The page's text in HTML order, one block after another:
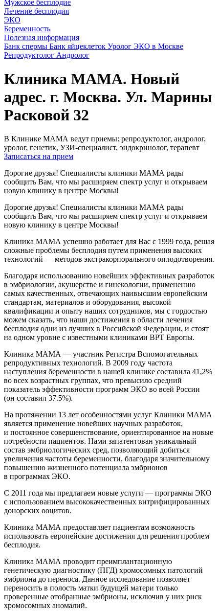
Мужское бесплодие
Лечение бесплодия
ЭКО
Беременность
Полезная информация
Банк спермы Банк яйцеклеток Уролог ЭКО в Москве
Репродуктолог Андролог
Клиника МАМА. Новый
адрес. г. Москва. Ул. Марины
Расковой 32
В Клинике МАМА ведут приемы: репродуктолог, андролог,
уролог, генетик, УЗИ-специалист, эндокринолог, терапевт
Записаться на прием
Дорогие друзья! Специалисты клиники МАМА рады
сообщить Вам, что мы расширяем спектр услуг и открываем
новую клинику в центре Москвы!
Дорогие друзья! Специалисты клиники МАМА рады
сообщить Вам, что мы расширяем спектр услуг и открываем
новую клинику в центре Москвы!
Клиника МАМА успешно работает для Вас с 1999 года, решая
сложные проблемы бесплодия путем применения высоких
технологий — методов экстракорпорального оплодотворения.
Благодаря использованию новейших эффективных разработок
в эмбриологии, акушерстве и гинекологии, применению
самых качественных, отвечающих наивысшим европейским
стандартам, материалов и оборудования, высокой
квалификации и опыту наших сотрудников, мы с гордостью
можем сказать, что наши достижения в области лечения
бесплодия одни из лучших в Российской Федерации, и стоят
на одном уровне с известными клиниками ВРТ Европы.
Клиника МАМА — участник Регистра Вспомогательных
репродуктивных технологий. В 2009 году частота
наступления беременности в нашей клинике составила 41,2%
во всех возрастных группах, что превысило средний
показатель эффективности программ ЭКО во всей России
(он составил 37.5%).
На протяжении 13 лет особенностями услуг Клиники МАМА
является применение новейших научных разработок,
и постоянное совершенствование, ориентированное на новые
потребности пациентов. Нами запатентован уникальный
состав эмбриологических сред, позволяющий добиться
увеличения частоты беременности, благодаря значительному
повышению жизненного потенциала эмбрионов
в программах ЭКО.
С 2011 года мы предлагаем новые услуги — программы ЭКО
с использованием высококачественных витрифицированных
донорских ооцитов.
Клиника МАМА предоставляет пациентам возможность
использовать европейские достижения для решения проблем
бесплодия.
Клиника МАМА проводит преимплантационную
генетическую диагностику (ПГД) хромосомных патологий
эмбриона до переноса. Данное исследование позволяет
переносить в полость матки будущей матери только
проверенные отобранные эмбрионы, исключив у них риск
хромосомных аномалий.